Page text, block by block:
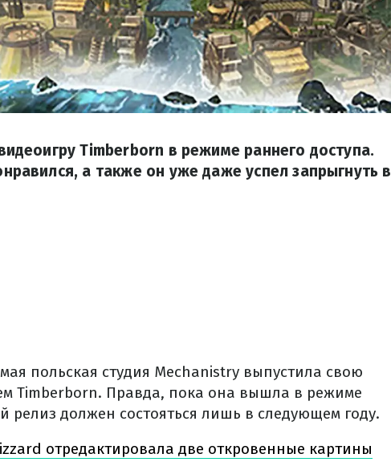
Timberborn в режиме раннего доступа.
а также он уже даже успел запрыгнуть в
польская студия Mechanistry выпустила свою
Timberborn. Правда, пока она вышла в режиме
релиз должен состояться лишь в следующем году.
отредактировала две откровенные картины